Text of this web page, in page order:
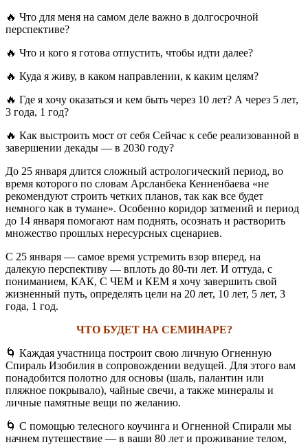
🔥 Что для меня на самом деле важно в долгосрочной
перспективе?
🔥 Что и кого я готова отпустить, чтобы идти далее?
🔥 Куда я живу, в каком направлении, к каким целям?
🔥 Где я хочу оказаться и кем быть через 10 лет? А через 5 лет,
3 года, 1 год?
🔥 Как выстроить мост от себя Сейчас к себе реализованной в
завершении декады — в 2030 году?
До 25 января длится сложный астрологический период, во
время которого по словам Арсланбека Кенненбаева «не
рекомендуют строить четких планов, так как все будет
немного как в тумане». Особенно коридор затмений и период
до 14 января помогают нам поднять, осознать и растворить
множество прошлых нересурсных сценариев.
С 25 января — самое время устремить взор вперед, на
далекую перспективу — вплоть до 80-ти лет. И оттуда, с
пониманием, КАК, С ЧЕМ и КЕМ я хочу завершить свой
жизненный путь, определять цели на 20 лет, 10 лет, 5 лет, 3
года, 1 год.
ЧТО БУДЕТ НА СЕМИНАРЕ?
🌀 Каждая участница построит свою личную Огненную
Спираль Изобилия в сопровождении ведущей. Для этого вам
понадобится полотно для основы (шаль, палантин или
пляжное покрывало), чайные свечи, а также минералы и
личные памятные вещи по желанию.
🌀 С помощью телесного коучинга и Огненной Спирали мы
начнем путешествие — в ваши 80 лет и проживание телом,